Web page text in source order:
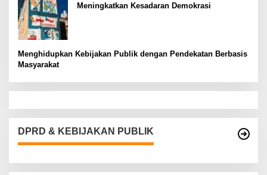
Meningkatkan Kesadaran Demokrasi
Menghidupkan Kebijakan Publik dengan Pendekatan Berbasis
Masyarakat
DPRD & KEBIJAKAN PUBLIK